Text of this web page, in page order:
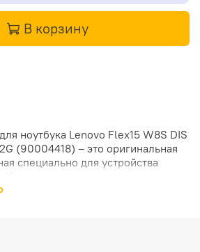
В корзину
ноутбука Lenovo Flex15 W8S DIS
(90004418) – это оригинальная
специально для устройства
и стабильную работу ноутбука.